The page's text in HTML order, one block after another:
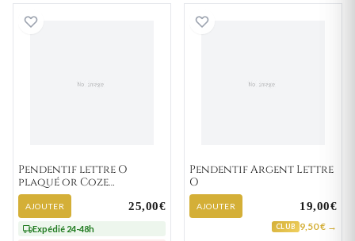
Pendentif lettre O plaqué or Coze traditionnel
Pendentif lettre O
plaqué or Coze
traditionnel
AJOUTER 25,00€
Expédié 24-48h
Pendentif Argent Lettre
O
AJOUTER 19,00€
CLUB 9,50 € →